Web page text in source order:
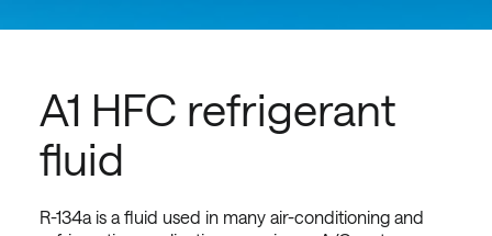
A1 HFC refrigerant
fluid
R-134a is a fluid used in many air-conditioning and